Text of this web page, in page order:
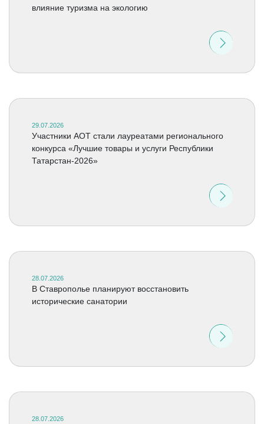
влияние туризма на экологию
29.07.2026
Участники АОТ стали лауреатами регионального
конкурса «Лучшие товары и услуги Республики
Татарстан-2026»
28.07.2026
В Ставрополье планируют восстановить
исторические санатории
28.07.2026